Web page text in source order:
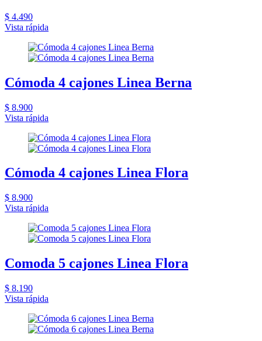
$ 4.490
Vista rápida
Cómoda 4 cajones Linea Berna
$ 8.900
Vista rápida
Cómoda 4 cajones Linea Flora
$ 8.900
Vista rápida
Comoda 5 cajones Linea Flora
$ 8.190
Vista rápida